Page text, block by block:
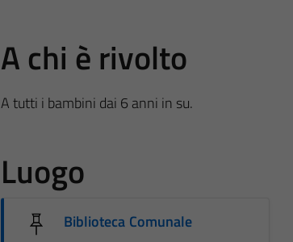
A chi è rivolto
A tutti i bambini dai 6 anni in su.
Luogo
Biblioteca Comunale